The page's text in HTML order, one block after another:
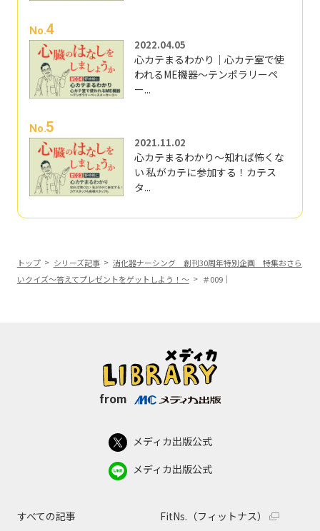
No.4
2022.04.05
心カテまるわかり｜心カテ室で使
われるME機器～テンポラリーペ
ー...
No.5
2021.11.02
心カテまるわかり～知れば怖くな
い 私がカテに参加する！カテス
タ...
トップ シリーズ記事
消化器ナーシング 創刊30周年特別企画 特集おさら
いクイズ～答えてプレゼントをゲットしよう！～
＃009｜
from
メディカ出版公式
メディカ出版公式
すべての記事 FitNs.（フィットナス）